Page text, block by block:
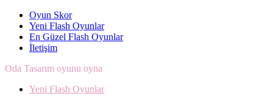
Oyun Skor
Yeni Flash Oyunlar
En Güzel Flash Oyunlar
İletişim
Oda Tasarım oyunu oyna
Yeni Flash Oyunlar